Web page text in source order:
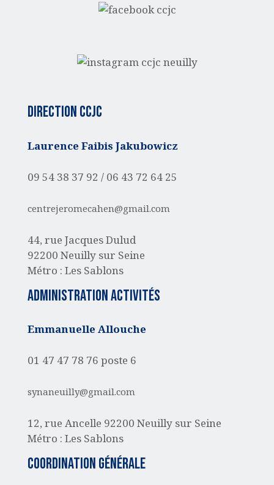
Direction CCJC
Laurence Faibis Jakubowicz
09 54 38 37 92 / 06 43 72 64 25
centrejeromecahen@gmail.com
44, rue Jacques Dulud
92200 Neuilly sur Seine
Métro : Les Sablons
administration activités
Emmanuelle Allouche
01 47 47 78 76 poste 6
synaneuilly@gmail.com
12, rue Ancelle 92200 Neuilly sur Seine
Métro : Les Sablons
Coordination générale